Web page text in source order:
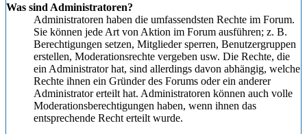
Was sind Administratoren?
Administratoren haben die umfassendsten Rechte im Forum.
Sie können jede Art von Aktion im Forum ausführen; z. B.
Berechtigungen setzen, Mitglieder sperren, Benutzergruppen
erstellen, Moderationsrechte vergeben usw. Die Rechte, die
ein Administrator hat, sind allerdings davon abhängig, welche
Rechte ihnen ein Gründer des Forums oder ein anderer
Administrator erteilt hat. Administratoren können auch volle
Moderationsberechtigungen haben, wenn ihnen das
entsprechende Recht erteilt wurde.